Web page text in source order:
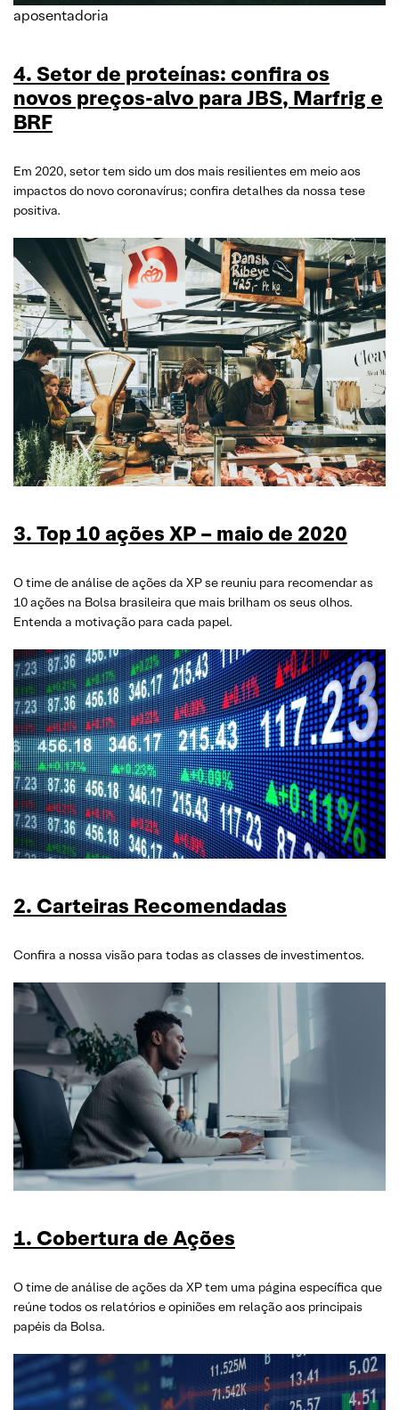
aposentadoria
4. Setor de proteínas: confira os
novos preços-alvo para JBS, Marfrig e
BRF
Em 2020, setor tem sido um dos mais resilientes em meio aos
impactos do novo coronavírus; confira detalhes da nossa tese
positiva.
3. Top 10 ações XP – maio de 2020
O time de análise de ações da XP se reuniu para recomendar as
10 ações na Bolsa brasileira que mais brilham os seus olhos.
Entenda a motivação para cada papel.
2. Carteiras Recomendadas
Confira a nossa visão para todas as classes de investimentos.
1. Cobertura de Ações
O time de análise de ações da XP tem uma página específica que
reúne todos os relatórios e opiniões em relação aos principais
papéis da Bolsa.